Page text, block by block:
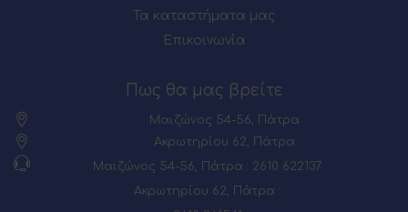
Τα καταστήματα μας
Επικοινωνία
Πως θα μας βρείτε
Μαιζώνος 54-56, Πάτρα
Ακρωτηρίου 62, Πάτρα
Μαιζώνος 54-56, Πάτρα : 2610 622137
Ακρωτηρίου 62, Πάτρα :